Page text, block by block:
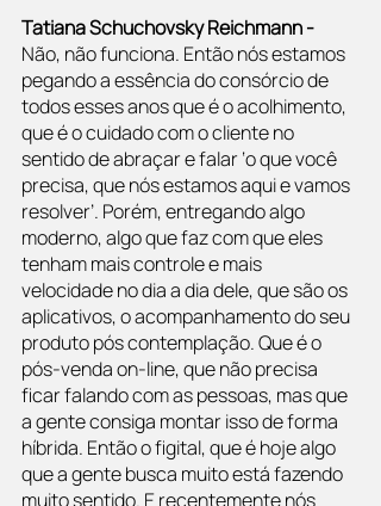
Tatiana Schuchovsky Reichmann -
Não, não funciona. Então nós estamos
pegando a essência do consórcio de
todos esses anos que é o acolhimento,
que é o cuidado com o cliente no
sentido de abraçar e falar ‘o que você
precisa, que nós estamos aqui e vamos
resolver’. Porém, entregando algo
moderno, algo que faz com que eles
tenham mais controle e mais
velocidade no dia a dia dele, que são os
aplicativos, o acompanhamento do seu
produto pós contemplação. Que é o
pós-venda on-line, que não precisa
ficar falando com as pessoas, mas que
a gente consiga montar isso de forma
híbrida. Então o figital, que é hoje algo
que a gente busca muito está fazendo
muito sentido. E recentemente nós